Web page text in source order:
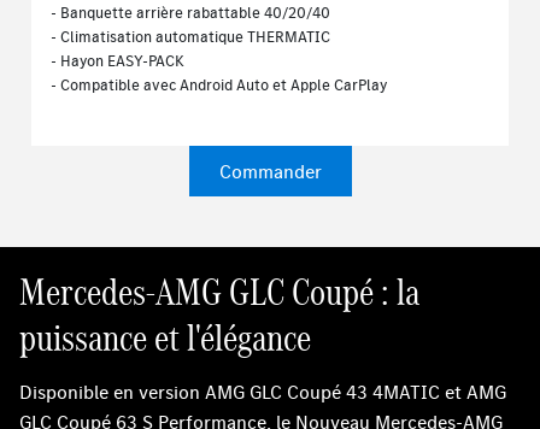
- Banquette arrière rabattable 40/20/40
- Climatisation automatique THERMATIC
- Hayon EASY-PACK
- Compatible avec Android Auto et Apple CarPlay
Commander
Mercedes-AMG GLC Coupé : la
puissance et l'élégance
Disponible en version AMG GLC Coupé 43 4MATIC et AMG
GLC Coupé 63 S Performance, le Nouveau Mercedes-AMG